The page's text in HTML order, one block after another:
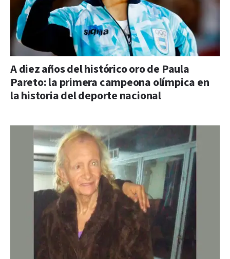
A diez años del histórico oro de Paula
Pareto: la primera campeona olímpica en
la historia del deporte nacional